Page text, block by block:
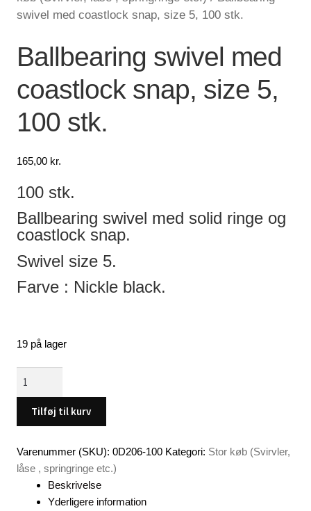
Min Konto
Glemt adgangskode
swivel med coastlock snap, size 5, 100 stk.
Ballbearing swivel med
coastlock snap, size 5,
100 stk.
165,00 kr.
100 stk.
Ballbearing swivel med solid ringe og
coastlock snap.
Swivel size 5.
Farve : Nickle black.
19 på lager
med
coastlock
size
5,
Tilføj til kurv
Varenummer (SKU):0D206-100 Kategori: Stor køb (Svirvler,
låse , springringe etc.)
Beskrivelse
Yderligere information